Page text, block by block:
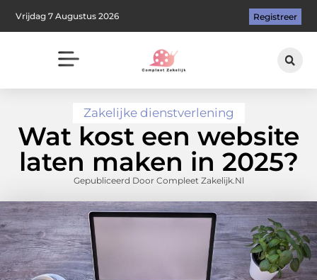
Vrijdag 7 Augustus 2026 Registreer
Zakelijke dienstverlening
Wat kost een website
laten maken in 2025?
Gepubliceerd Door Compleet Zakelijk.nl